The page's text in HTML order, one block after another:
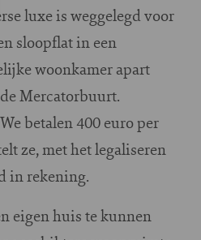
luxe is weggelegd voor
sloopflat in een
woonkamer apart
Mercatorbuurt.
betalen 400 euro per
ze, met het legaliseren
in rekening.
eigen huis te kunnen